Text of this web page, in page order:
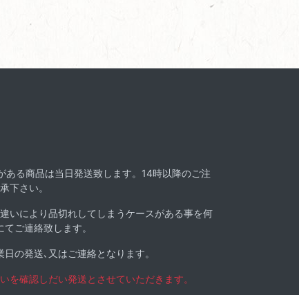
ある商品は当日発送致します。14時以降のご注
下さい。
いにより品切れしてしまうケースがある事を何
ご連絡致します。
の発送､又はご連絡となります。
を確認しだい発送とさせていただきます。